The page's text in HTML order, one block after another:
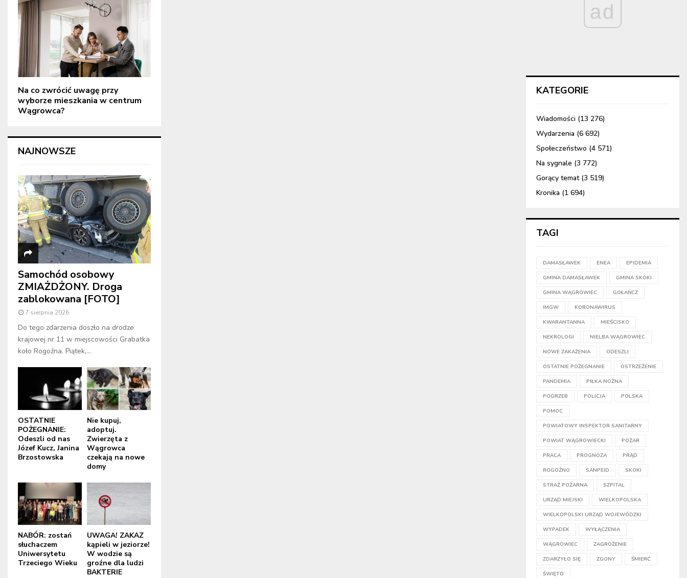
Na co zwrócić uwagę przy
wyborze mieszkania w centrum
Wągrowca?
NAJNOWSZE
Samochód osobowy
ZMIAŻDŻONY. Droga
zablokowana [FOTO]
7 sierpnia 2026
Do tego zdarzenia doszło na drodze
krajowej nr 11 w miejscowości Grabatka
koło Rogoźna. Piątek,...
OSTATNIE
POŻEGNANIE:
Odeszli od nas
Józef Kucz, Janina
Brzostowska
Nie kupuj,
adoptuj.
Zwierzęta z
Wągrowca
czekają na nowe
domy
NABÓR: zostań
słuchaczem
Uniwersytetu
Trzeciego Wieku
UWAGA! ZAKAZ
kąpieli w jeziorze!
W wodzie są
groźne dla ludzi
BAKTERIE
ad
KATEGORIE
Wiadomości (13 276)
Wydarzenia (6 692)
Społeczeństwo (4 571)
Na sygnale (3 772)
Gorący temat(3 519)
Kronika (1 694)
TAGI
DAMASŁAWEK ENEA EPIDEMIA
GMINA DAMASŁAWEK GMINA SKOKI
GMINA WĄGROWIEC GOŁAŃCZ
IMGW KORONAWIRUS
KWARANTANNA MIEŚCISKO
NEKROLOGI NIELBA WĄGROWIEC
NOWE ZAKAŻENIA ODESZLI
OSTATNIE POŻEGNANIE OSTRZEŻENIE
PANDEMIA PIŁKA NOŻNA
POGRZEB POLICJA POLSKA
POMOC
POWIATOWY INSPEKTOR SANITARNY
POWIAT WĄGROWIECKI POŻAR
PRACA PROGNOZA PRĄD
ROGOŹNO SANPEID SKOKI
STRAŻ POŻARNA SZPITAL
URZĄD MIEJSKI WIELKOPOLSKA
WIELKOPOLSKI URZĄD WOJEWÓDZKI
WYPADEK WYŁĄCZENIA
WĄGROWIEC ZAGROŻENIE
ZDARZYŁO SIĘ ZGONY ŚMIERĆ
ŚWIĘTO